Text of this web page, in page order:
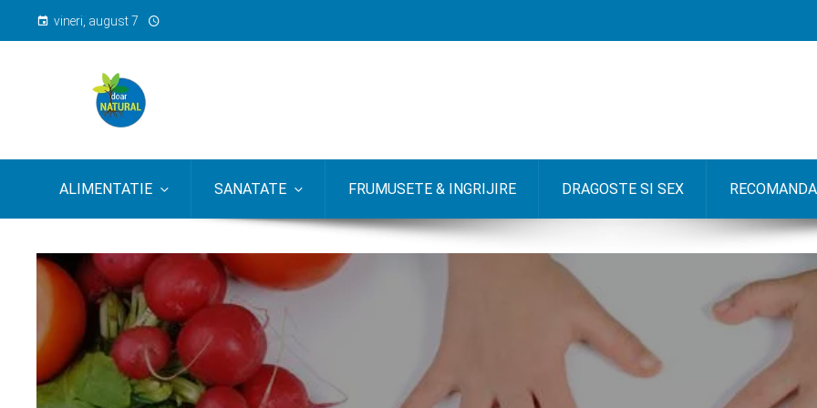
vineri, august 7
ALIMENTATIE SANATATE FRUMUSETE & INGRIJIRE DRAGOSTE SI SEX